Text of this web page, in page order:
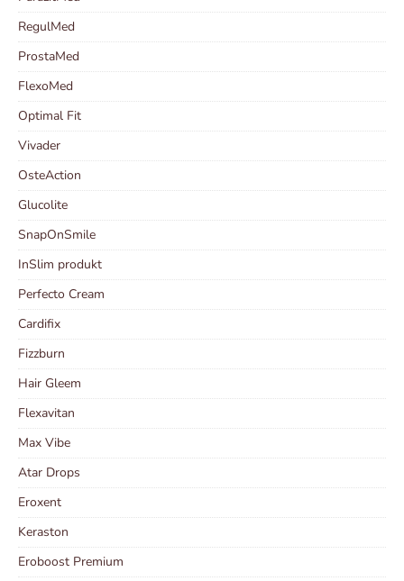
RegulMed
ProstaMed
FlexoMed
Optimal Fit
Vivader
OsteAction
Glucolite
SnapOnSmile
InSlim produkt
Perfecto Cream
Cardifix
Fizzburn
Hair Gleem
Flexavitan
Max Vibe
Atar Drops
Eroxent
Keraston
Eroboost Premium